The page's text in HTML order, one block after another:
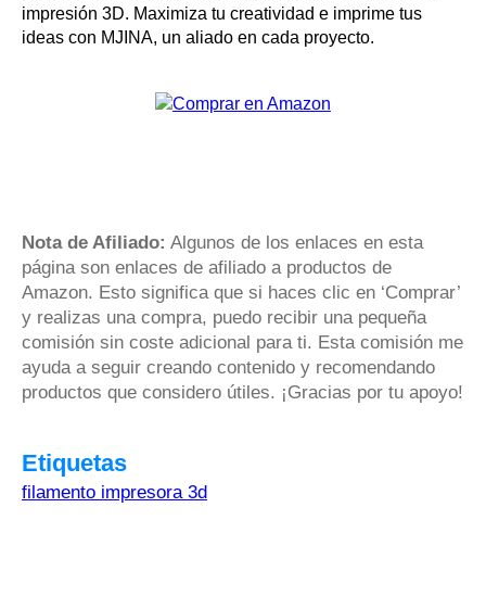
impresión 3D. Maximiza tu creatividad e imprime tus
ideas con MJINA, un aliado en cada proyecto.
Nota de Afiliado: Algunos de los enlaces en esta
página son enlaces de afiliado a productos de
Amazon. Esto significa que si haces clic en ‘Comprar’
y realizas una compra, puedo recibir una pequeña
comisión sin coste adicional para ti. Esta comisión me
ayuda a seguir creando contenido y recomendando
productos que considero útiles. ¡Gracias por tu apoyo!
Etiquetas
filamento impresora 3d